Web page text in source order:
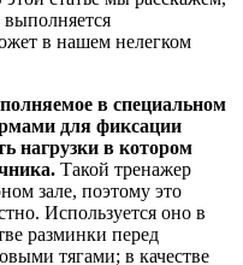
выполняется
в нашем нелегком
в специальном
для фиксации
нагрузки в котором
Такой тренажер
зале, поэтому это
Используется оно в
разминки перед
тягами; в качестве